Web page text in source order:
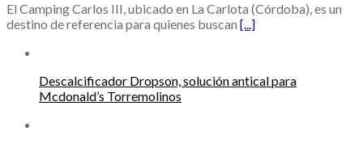
El Camping Carlos III, ubicado en La Carlota (Córdoba), es un
destino de referencia para quienes buscan [...]
Descalcificador Dropson, solución antical para
Mcdonald’s Torremolinos